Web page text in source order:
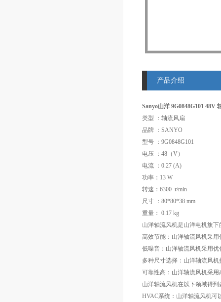
产品介绍
Sanyo山洋 9G0848G101 48V
类型 ：轴流风扇
品牌 ：SANYO
型号 ：9G0848G101
电压 ：48（V）
电流 ：0.27 (A)
功率：13 W
转速：6300 r/min
尺寸 ：80*80*38 mm
重量： 0.17 kg
山洋轴流风机是山洋电机旗
高效节能：山洋轴流风机采
低噪音：山洋轴流风机采用
多种尺寸选择：山洋轴流风
可靠性高：山洋轴流风机采
山洋轴流风机在以下领域得到
HVAC系统：山洋轴流风机可